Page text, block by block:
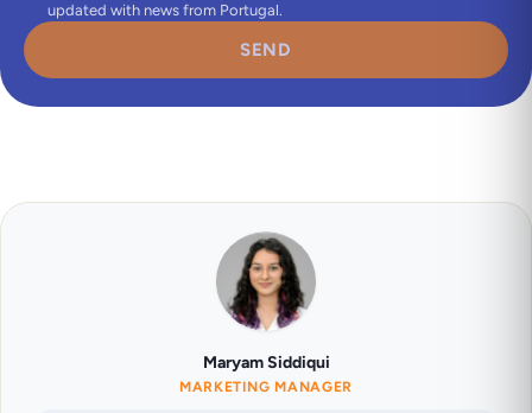
updated with news from Portugal.
SEND
Maryam Siddiqui
MARKETING MANAGER